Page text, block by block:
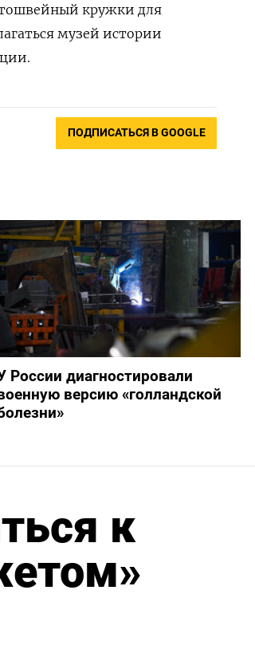
кружки для
музей истории
ПОДПИСАТЬСЯ В GOOGLE
России диагностировали
версию «голландской
к